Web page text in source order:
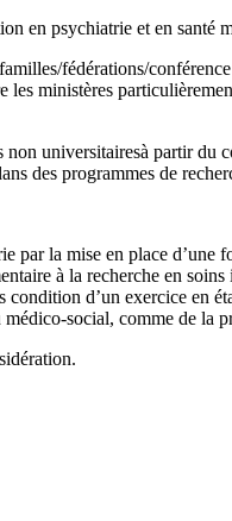
en psychiatrie et en santé
fédérations/
ministères
universitairesà partir du
des programmes de
par la mise en place
à la recherche en
d’un exercice en
social, comme de la